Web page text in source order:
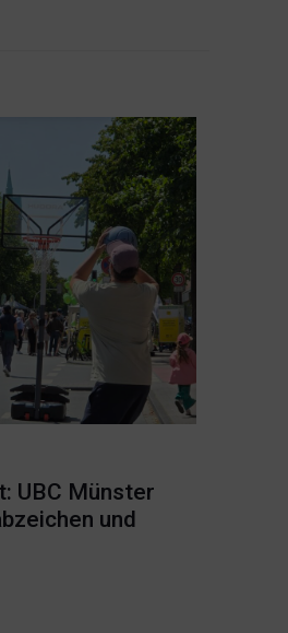
UBC Münster
und